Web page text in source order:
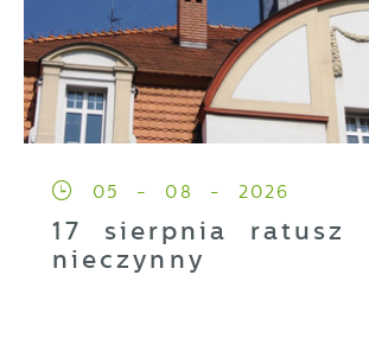
05 - 08 - 2026
17 sierpnia ratusz
nieczynny